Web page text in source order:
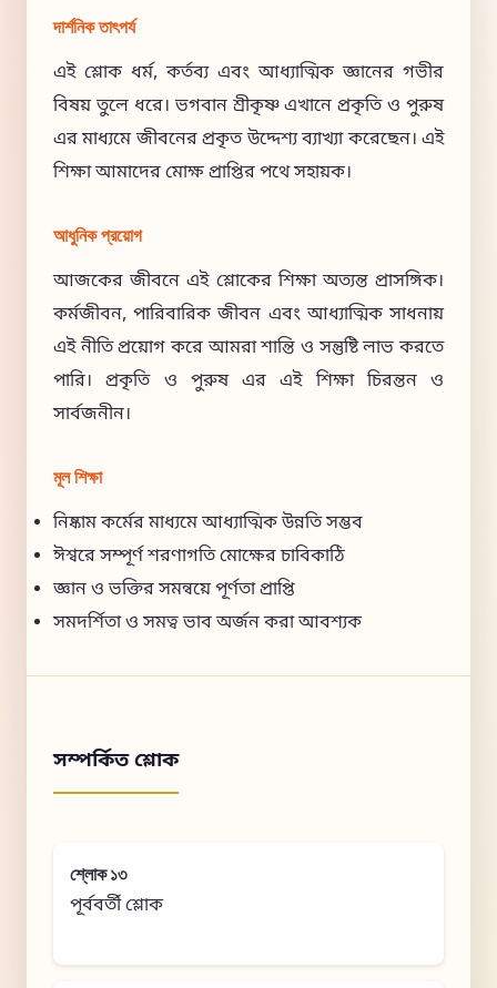
দার্শনিক তাৎপর্য
এই শ্লোক ধর্ম, কর্তব্য এবং আধ্যাত্মিক জ্ঞানের গভীর
বিষয় তুলে ধরে। ভগবান শ্রীকৃষ্ণ এখানে প্রকৃতি ও পুরুষ
এর মাধ্যমে জীবনের প্রকৃত উদ্দেশ্য ব্যাখ্যা করেছেন। এই
শিক্ষা আমাদের মোক্ষ প্রাপ্তির পথে সহায়ক।
আধুনিক প্রয়োগ
আজকের জীবনে এই শ্লোকের শিক্ষা অত্যন্ত প্রাসঙ্গিক।
কর্মজীবন, পারিবারিক জীবন এবং আধ্যাত্মিক সাধনায়
এই নীতি প্রয়োগ করে আমরা শান্তি ও সন্তুষ্টি লাভ করতে
পারি। প্রকৃতি ও পুরুষ এর এই শিক্ষা চিরন্তন ও
সার্বজনীন।
মূল শিক্ষা
নিষ্কাম কর্মের মাধ্যমে আধ্যাত্মিক উন্নতি সম্ভব
ঈশ্বরে সম্পূর্ণ শরণাগতি মোক্ষের চাবিকাঠি
জ্ঞান ও ভক্তির সমন্বয়ে পূর্ণতা প্রাপ্তি
সমদর্শিতা ও সমত্ব ভাব অর্জন করা আবশ্যক
সম্পর্কিত শ্লোক
শ্লোক ১৩
পূর্ববর্তী শ্লোক